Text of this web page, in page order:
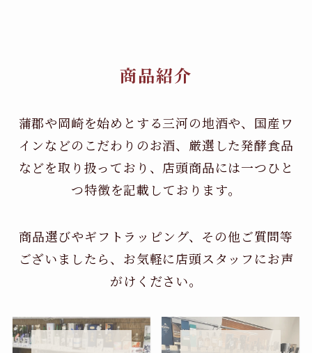
商品紹介
蒲郡や岡崎を始めとする三河の地酒や、国産ワ
インなどのこだわりのお酒、 厳選した発酵食品
などを取り扱っており、店頭商品には一つひと
つ特徴を記載しております。
商品選びやギフトラッピング、その他ご質問等
ございましたら、お気軽に店頭スタッフにお声
がけください。